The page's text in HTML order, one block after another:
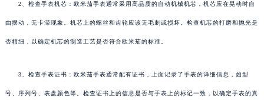
2、检查手表机芯：欧米茄手表通常采用高品质的自动机械机芯，机芯应在晃动时自
由摆动，无卡滞现象。机芯上的螺丝和齿轮应该无毛刺或损坏。检查机芯的打磨和抛光是
否精细，以确定机芯的制造工艺是否符合欧米茄的标准。
3、检查手表证书：欧米茄手表通常配有证书，上面记录了手表的详细信息，如型
号、序列号、表盘颜色等。检查证书上的信息是否与手表上的标记一致，以确定手表的真